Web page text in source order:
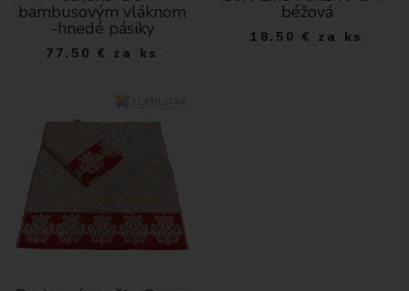
bambusovým vláknom
-hnedé pásiky
77.50 € za ks
béžová
18.50 € za ks